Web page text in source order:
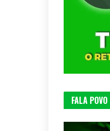
FALA POVO